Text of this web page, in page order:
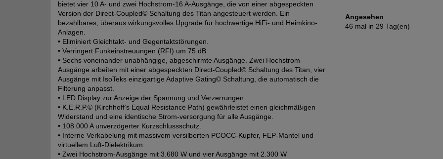
bietet vier 10 A- und zwei Hochstrom-16 A-Ausgänge, die von einer abgespeckten
Version der Direct-Coupled© Schaltung des Titan angesteuert werden. Ein
bezahlbares, überaus wirkungsvolles Upgrade für hochwertige HiFi- und Heimkino-
Anlagen.
• Eliminiert Gleichtakt- und Gegentaktstörungen.
• Verringert Funkeinstreuungen (RFI) um 75 dB
• Sechs voneinander unabhängige, abgeschirmte Ausgänge. Zwei Hochstrom-
Ausgänge arbeiten mit einer abgespeckten Direct-Coupled© Schaltung des Titan, vier
Ausgänge mit IsoTeks einzigartige Adaptive Gating© Schaltung, die automatisch die
Filterung anpasst.
• LED Display zur Anzeige der Spannung und Verzerrungen.
• K.E.R.P.© (Kirchhoff’s Equal Resistance Path) gewährleistet einen gleichmäßigen
Widerstand und eine identische Strom-versorgung für alle Ausgänge.
• 108.000 A unverzögerter Kurzschlussschutz.
• Interne Verkabelung mit massivem versilberten PCOCC-Kupfer, FEP-Mantel und
virtuellem Luft-Dielektrikum.
• Zwei Hochstrom-Ausgänge mit 3.680 W und vier Ausgänge mit 2.300 W
Angesehen
46 mal in 29 Tag(en)